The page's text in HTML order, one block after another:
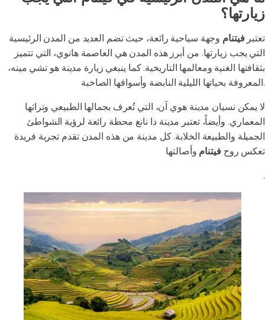
زيارتها؟
تعتبر فيتنام وجهة سياحية رائعة، حيث تضم العديد من المدن الرئيسية
التي يجب زيارتها. من أبرز هذه المدن هي العاصمة هانوي، التي تتميز
بثقافتها الغنية ومعالمها التاريخية. كما ينبغي زيارة مدينة هو تشي مينه،
المعروفة بحياتها الليلية النابضة وأسواقها الصاخبة.
لا يمكن نسيان مدينة هوي آن، التي تُعرف بجمالها الطبيعي وتراثها
المعماري. وأيضاً، تعتبر مدينة دا نانغ محطة رائعة لرؤية الشواطئ
الجميلة والطبيعة الخلابة. كل مدينة من هذه المدن تقدم تجربة فريدة
تعكس روح فيتنام وأصالتها
.